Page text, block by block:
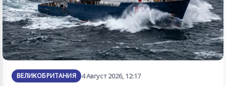
ВЕЛИКОБРИТАНИЯ 4 Август 2026, 12:17